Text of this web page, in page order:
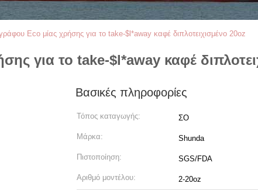
Eco μίας χρήσης για το take-$l*away καφέ διπλοτειχισμένο 20oz
για το take-$l*away καφέ
Βασικές πληροφορίες
Τόπος καταγωγής: ΣΟ
Μάρκα: Shunda
Πιστοποίηση: SGS/FDA
Αριθμό μοντέλου: 2-20oz